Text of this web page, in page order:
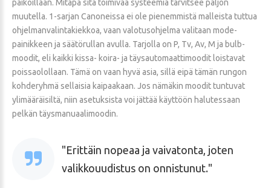
paikoillaan. Mitäpä sitä toimivaa systeemiä tarvitsee paljon
muutella. 1-sarjan Canoneissa ei ole pienemmistä malleista tuttua
ohjelmanvalintakiekkoa, vaan valotusohjelma valitaan mode-
painikkeen ja säätörullan avulla. Tarjolla on P, Tv, Av, M ja bulb-
moodit, eli kaikki kissa- koira- ja täysautomaattimoodit loistavat
poissaolollaan. Tämä on vaan hyvä asia, sillä eipä tämän rungon
kohderyhmä sellaisia kaipaakaan. Jos nämäkin moodit tuntuvat
ylimääräisiltä, niin asetuksista voi jättää käyttöön halutessaan
pelkän täysmanuaalimoodin.
Erittäin nopeaa ja vaivatonta, joten
valikkouudistus on onnistunut.